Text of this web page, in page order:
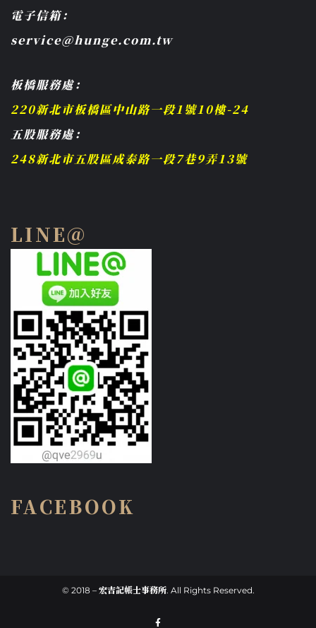
電子信箱：
service@hunge.com.tw
板橋服務處：
220新北市板橋區中山路一段1號10樓-24
五股服務處：
248新北市五股區成泰路一段7巷9弄13號
LINE@
FACEBOOK
© 2018 – 宏吉記帳士事務所. All Rights Reserved.
F
a